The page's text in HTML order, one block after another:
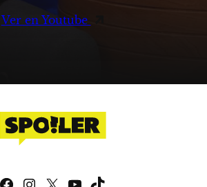
Ver en Youtube
Facebook
Instagram
X YouTube